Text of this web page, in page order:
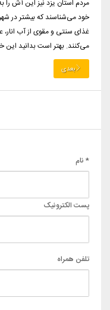
مردم استان یزد نیز این آش
خود می‌شناسند که بیشتر در
غذای سنتی و مقوی از آب
می‌کنند. بهتر است بدانید این
بعدی
* نام
پست الکترونیک
تلفن همراه